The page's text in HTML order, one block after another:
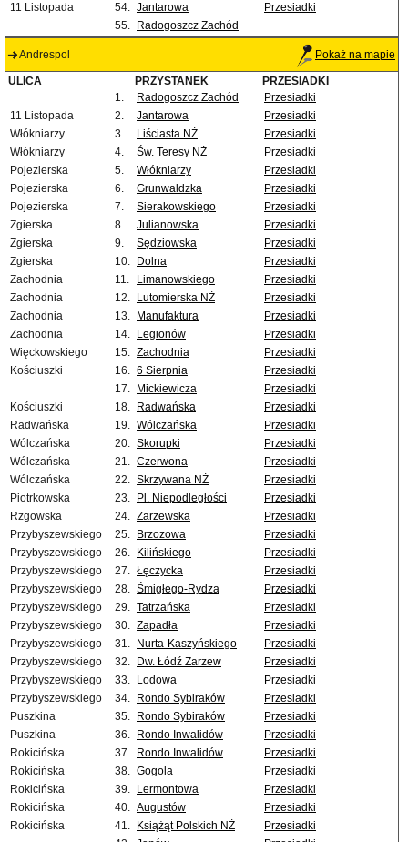
11 Listopada
54. Jantarowa
Przesiadki
55.
Radogoszcz Zachód
Andrespol Pokaż na mapie
ULICA PRZYSTANEK
PRZESIADKI
1.
Radogoszcz Zachód
Przesiadki
11 Listopada
2. Jantarowa
Przesiadki
Włókniarzy
3. Liściasta NŻ
Przesiadki
Włókniarzy
4. Św. Teresy NŻ
Przesiadki
Pojezierska
5. Włókniarzy
Przesiadki
Pojezierska
6. Grunwaldzka
Przesiadki
Pojezierska
7. Sierakowskiego
Przesiadki
Zgierska
8. Julianowska
Przesiadki
Zgierska
9. Sędziowska
Przesiadki
Zgierska
10. Dolna
Przesiadki
Zachodnia
11. Limanowskiego
Przesiadki
Zachodnia
12. Lutomierska NŻ
Przesiadki
Zachodnia
13. Manufaktura
Przesiadki
Zachodnia
14. Legionów
Przesiadki
Więckowskiego
15. Zachodnia
Przesiadki
Kościuszki
16. 6 Sierpnia
Przesiadki
17.
Mickiewicza
Przesiadki
Kościuszki
18. Radwańska
Przesiadki
Radwańska
19. Wólczańska
Przesiadki
Wólczańska
20. Skorupki
Przesiadki
Wólczańska
21. Czerwona
Przesiadki
Wólczańska
22. Skrzywana NŻ
Przesiadki
Piotrkowska
23. Pl. Niepodległości
Przesiadki
Rzgowska
24. Zarzewska
Przesiadki
Przybyszewskiego
25. Brzozowa
Przesiadki
Przybyszewskiego
26. Kilińskiego
Przesiadki
Przybyszewskiego
27. Łęczycka
Przesiadki
Przybyszewskiego
28. Śmigłego-Rydza
Przesiadki
Przybyszewskiego
29. Tatrzańska
Przesiadki
Przybyszewskiego
30. Zapadła
Przesiadki
Przybyszewskiego
31. Nurta-Kaszyńskiego
Przesiadki
Przybyszewskiego
32. Dw. Łódź Zarzew
Przesiadki
Przybyszewskiego
33. Lodowa
Przesiadki
Przybyszewskiego
34. Rondo Sybiraków
Przesiadki
Puszkina
35. Rondo Sybiraków
Przesiadki
Puszkina
36. Rondo Inwalidów
Przesiadki
Rokicińska
37. Rondo Inwalidów
Przesiadki
Rokicińska
38. Gogola
Przesiadki
Rokicińska
39. Lermontowa
Przesiadki
Rokicińska
40. Augustów
Przesiadki
Rokicińska
41. Książąt Polskich NŻ
Przesiadki